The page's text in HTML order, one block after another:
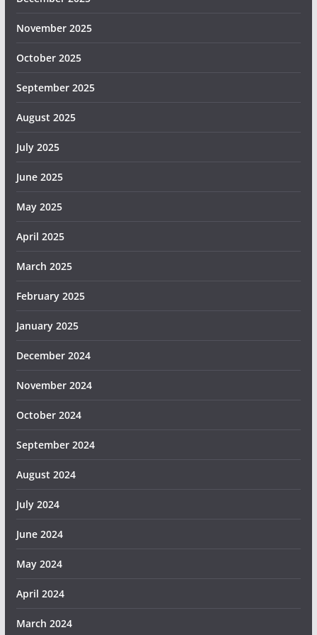
November 2025
October 2025
September 2025
August 2025
July 2025
June 2025
May 2025
April 2025
March 2025
February 2025
January 2025
December 2024
November 2024
October 2024
September 2024
August 2024
July 2024
June 2024
May 2024
April 2024
March 2024